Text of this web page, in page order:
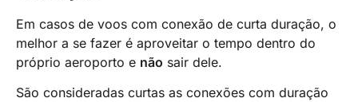
Em casos de voos com conexão de curta duração, o
melhor a se fazer é aproveitar o tempo dentro do
próprio aeroporto e não sair dele.
São consideradas curtas as conexões com duração